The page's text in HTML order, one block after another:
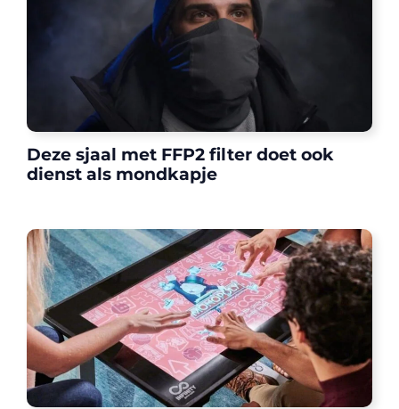
Deze sjaal met FFP2 filter doet ook
dienst als mondkapje